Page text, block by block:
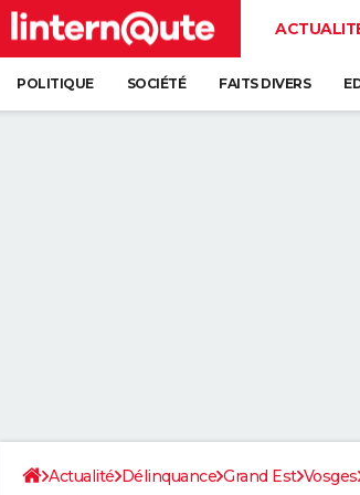
POLITIQUE SOCIÉTÉ FAITS DIVERS
Actualité Délinquance Grand Est Vosges